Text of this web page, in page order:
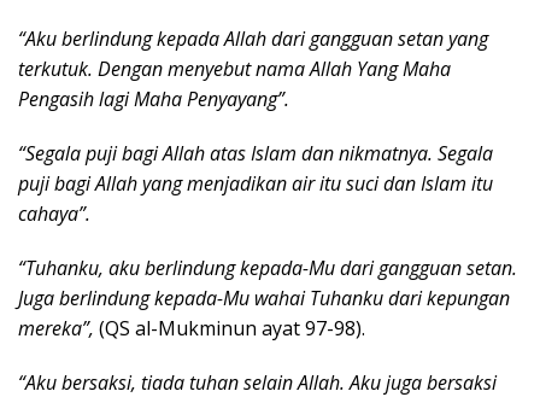
“Aku berlindung kepada Allah dari gangguan setan yang
terkutuk. Dengan menyebut nama Allah Yang Maha
Pengasih lagi Maha Penyayang”.
“Segala puji bagi Allah atas Islam dan nikmatnya. Segala
puji bagi Allah yang menjadikan air itu suci dan Islam itu
cahaya”.
“Tuhanku, aku berlindung kepada-Mu dari gangguan setan.
Juga berlindung kepada-Mu wahai Tuhanku dari kepungan
mereka”, (QS al-Mukminun ayat 97-98).
“Aku bersaksi, tiada tuhan selain Allah. Aku juga bersaksi